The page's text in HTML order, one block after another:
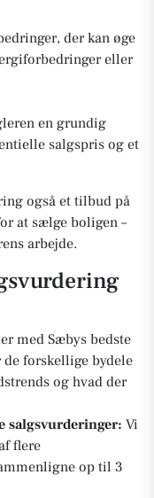
der kan øge
eller
en grundig
salgspris og et
også et tilbud på
at sælge boligen –
arbejde.
med Sæbys bedste
forskellige bydele
og hvad der
salgsvurderinger: Vi
flere
op til 3